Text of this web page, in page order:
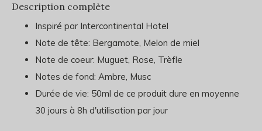
Description complète
Inspiré par Intercontinental Hotel
Note de tête: Bergamote, Melon de miel
Note de coeur: Muguet, Rose, Trèfle
Notes de fond: Ambre, Musc
Durée de vie: 50ml de ce produit dure en moyenne
30 jours à 8h d'utilisation par jour